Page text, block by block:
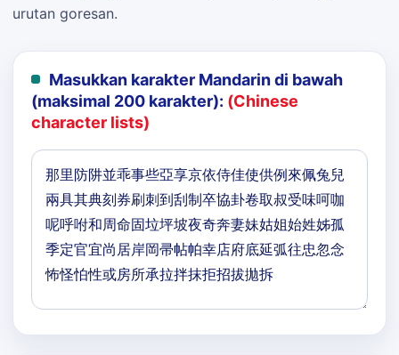
urutan goresan.
Masukkan karakter Mandarin di bawah
(maksimal 200 karakter): (Chinese
character lists)